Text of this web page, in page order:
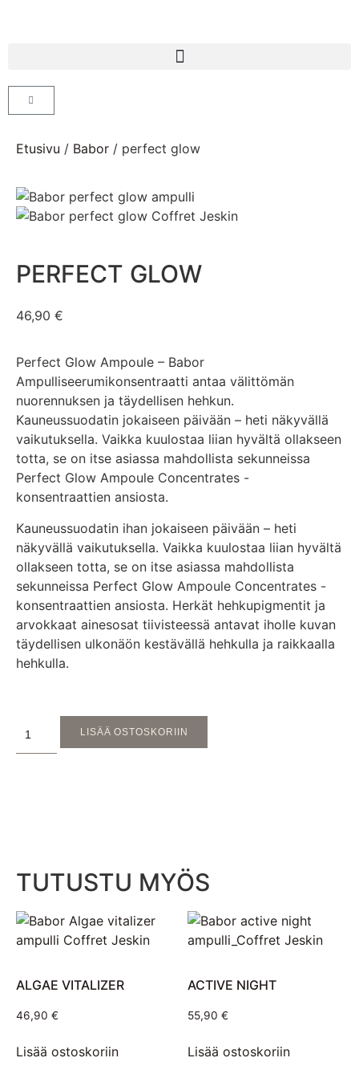
Etusivu / Babor / perfect glow
PERFECT GLOW
46,90 €
Perfect Glow Ampoule – Babor
Ampulliseerumikonsentraatti antaa välittömän
nuorennuksen ja täydellisen hehkun.
Kauneussuodatin jokaiseen päivään – heti näkyvällä
vaikutuksella. Vaikka kuulostaa liian hyvältä ollakseen
totta, se on itse asiassa mahdollista sekunneissa
Perfect Glow Ampoule Concentrates -
konsentraattien ansiosta.
Kauneussuodatin ihan jokaiseen päivään – heti
näkyvällä vaikutuksella. Vaikka kuulostaa liian hyvältä
ollakseen totta, se on itse asiassa mahdollista
sekunneissa Perfect Glow Ampoule Concentrates -
konsentraattien ansiosta. Herkät hehkupigmentit ja
arvokkaat ainesosat tiivisteessä antavat iholle kuvan
täydellisen ulkonäön kestävällä hehkulla ja raikkaalla
hehkulla.
LISÄÄ OSTOSKORIIN
TUTUSTU MYÖS
ALGAE VITALIZER
46,90 €
Lisää ostoskoriin
ACTIVE NIGHT
55,90 €
Lisää ostoskoriin